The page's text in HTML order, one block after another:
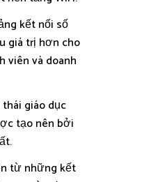
kết nối số
giá trị hơn cho
viên và doanh
giáo dục
tạo nên bởi
từ những kết